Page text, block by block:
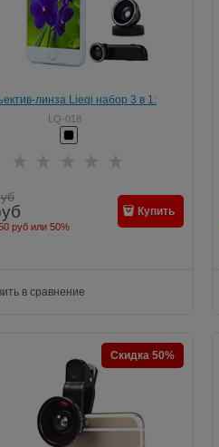
линза Lieqi набор 3 в 1:
Макро объектив,широкоугольная
iPhone 6 Цвет: Чёрный (LQ-018)
LQ-018
руб или 50%
Купить
в сравнение
Скидка 50%